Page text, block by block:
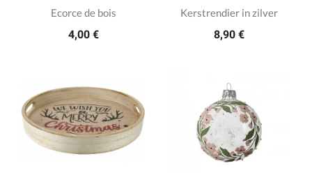
Ecorce de bois
4,00 €
Kerstrendier in zilver
8,90 €